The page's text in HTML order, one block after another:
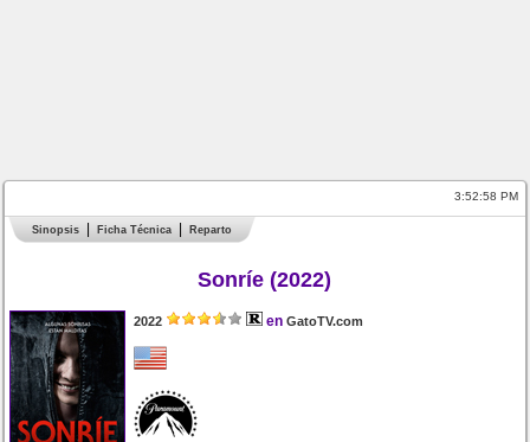
3:52:58 PM
Sinopsis Ficha Técnica Reparto
Sonríe (2022)
2022 en GatoTV.com